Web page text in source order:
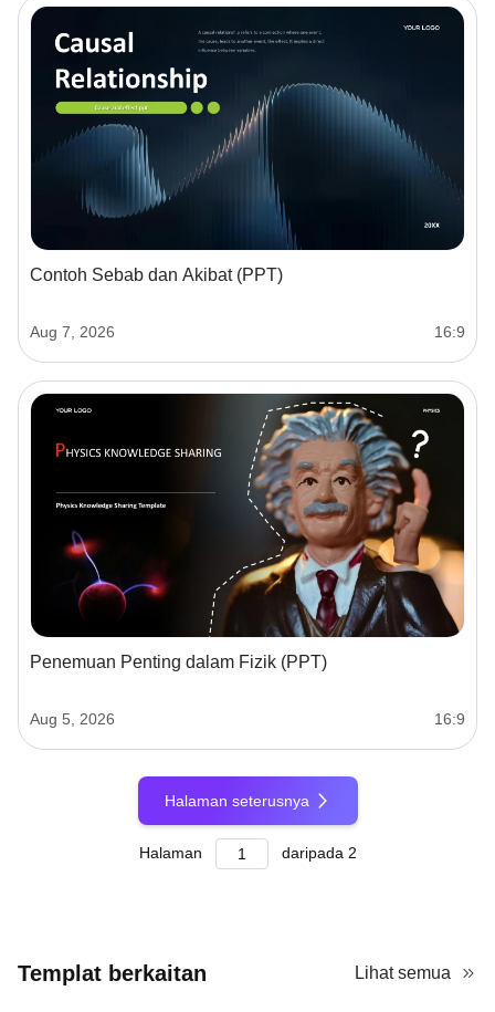
Contoh Sebab dan Akibat (PPT)
Aug 7, 2026 16:9
Penemuan Penting dalam Fizik (PPT)
Aug 5, 2026 16:9
Halaman seterusnya
Halaman daripada 2
Templat berkaitan Lihat semua